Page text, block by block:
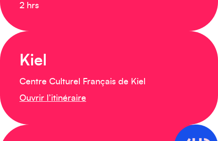
2 hrs
Kiel
Centre Culturel Français de Kiel
Ouvrir l’itinéraire